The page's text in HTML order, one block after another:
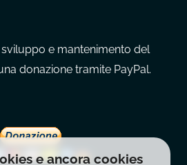
e mantenimento del
donazione tramite PayPal.
e ancora cookies